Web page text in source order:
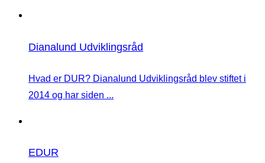
Dianalund Udviklingsråd
Hvad er DUR? Dianalund Udviklingsråd blev stiftet i
2014 og har siden ...
EDUR